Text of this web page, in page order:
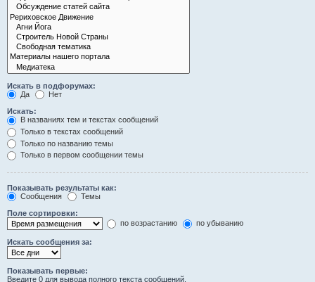
Искать в подфорумах:
Да
Нет
Искать:
В названиях тем и текстах сообщений
Только в текстах сообщений
Только по названию темы
Только в первом сообщении темы
Показывать результаты как:
Сообщения
Темы
Поле сортировки:
по возрастанию
по убыванию
Искать сообщения за:
Показывать первые:
Введите 0 для вывода полного текста сообщений.